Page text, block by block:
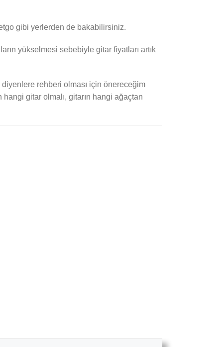
gibi yerlerden de bakabilirsiniz.
yükselmesi sebebiyle gitar fiyatları artık
rehberi olması için önereceğim
gitar olmalı, gitarın hangi ağaçtan